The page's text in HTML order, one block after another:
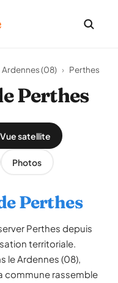
Ardennes (08) › Perthes
Perthes
Vue satellite
Photos
Perthes
Perthes depuis
territoriale.
le Ardennes (08),
commune rassemble